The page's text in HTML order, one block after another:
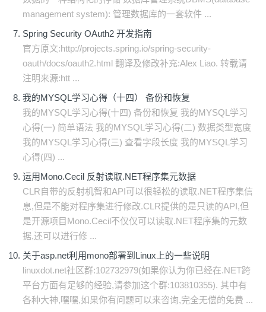
management system): 管理数据库的一套软件 ...
Spring Security OAuth2 开发指南
官方原文:http://projects.spring.io/spring-security-
oauth/docs/oauth2.html 翻译及修改补充:Alex Liao. 转载请
注明来源:htt ...
我的MYSQL学习心得（十四） 备份和恢复
我的MYSQL学习心得(十四) 备份和恢复 我的MYSQL学习
心得(一) 简单语法 我的MYSQL学习心得(二) 数据类型宽度
我的MYSQL学习心得(三) 查看字段长度 我的MYSQL学习
心得(四) ...
运用Mono.Cecil 反射读取.NET程序集元数据
CLR自带的反射机智和API可以很轻松的读取.NET程序集信
息,但是不能对程序集进行修改.CLR提供的是只读的API,但
是开源项目Mono.Cecil不仅仅可以读取.NET程序集的元数
据,还可以进行修 ...
关于asp.net利用mono部署到Linux上的一些说明
linuxdot.net社区群:102732979(如果你认为你已经在.NET跨
平台方面有足够的经验,请参加这个群:103810355). 其中有
各种大神,嘿嘿,如果你有问题可以来咨询,完全无偿的免费 ...